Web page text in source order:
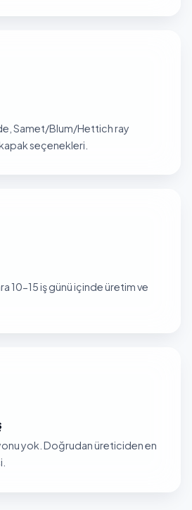
Samet/Blum/Hettich ray
seçenekleri.
10-15 iş günü içinde üretim ve
yok. Doğrudan üreticiden en